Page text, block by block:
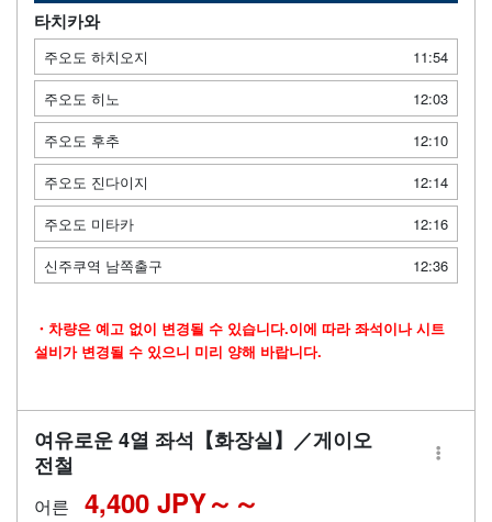
타치카와
주오도 하치오지
11:54
주오도 히노
12:03
주오도 후추
12:10
주오도 진다이지
12:14
주오도 미타카
12:16
신주쿠역 남쪽출구
12:36
・차량은 예고 없이 변경될 수 있습니다.이에 따라 좌석이나 시트
설비가 변경될 수 있으니 미리 양해 바랍니다.
여유로운 4열 좌석【화장실】／게이오
전철
어른 4,400 JPY～